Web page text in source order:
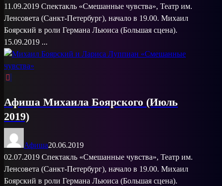
11.09.2019 Спектакль «Смешанные чувства», Театр им.
Ленсовета (Санкт-Петербург), начало в 19.00. Михаил
Боярский в роли Германа Льюиса (Большая сцена).
15.09.2019 ...
Афиша Михаила Боярского (Июль
2019)
Афиша20.06.2019
02.07.2019 Спектакль «Смешанные чувства», Театр им.
Ленсовета (Санкт-Петербург), начало в 19.00. Михаил
Боярский в роли Германа Льюиса (Большая сцена).